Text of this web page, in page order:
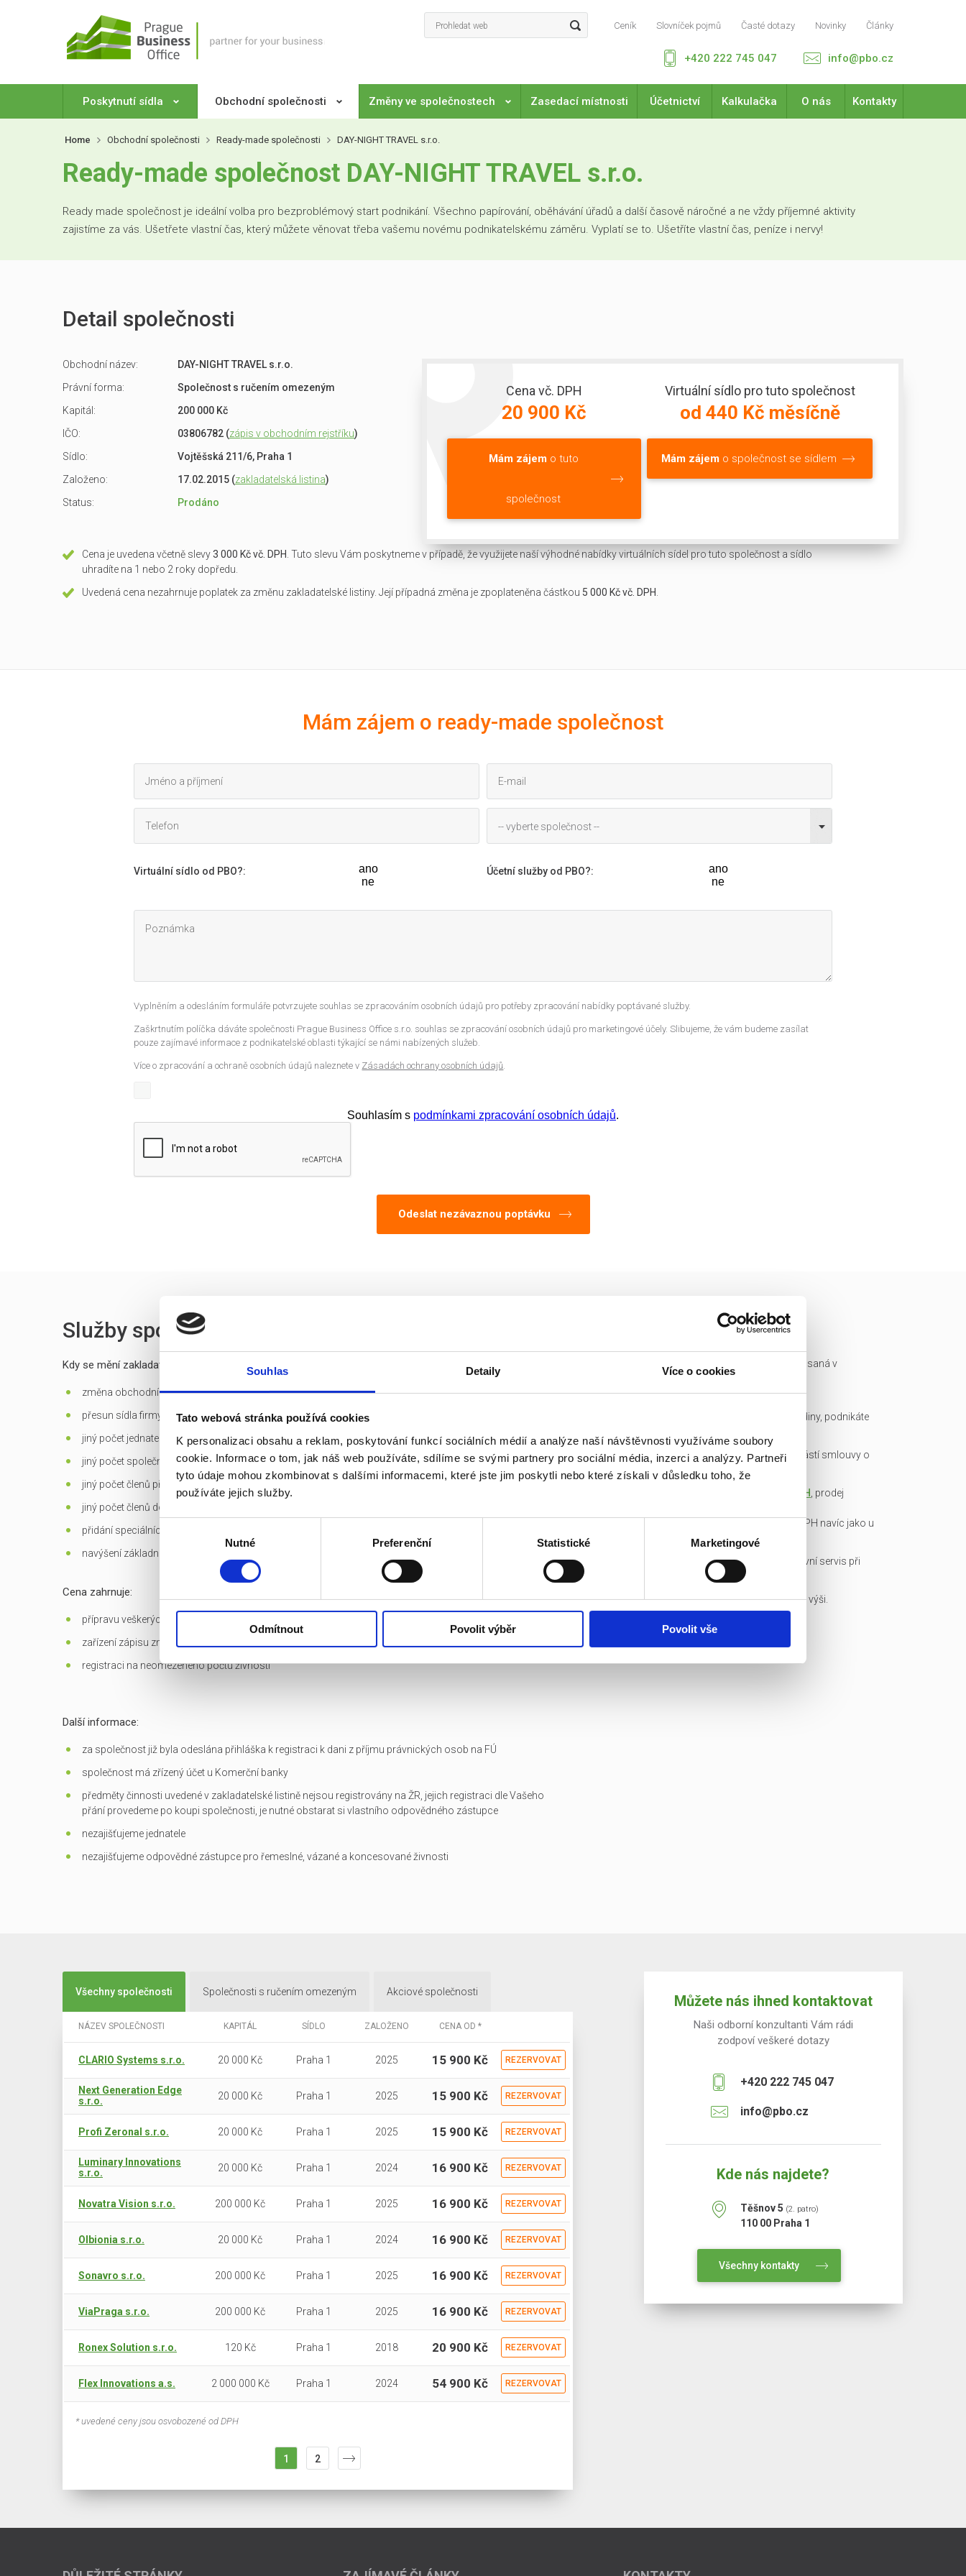
Souhlas Detaily Více o cookies
Tato webová stránka používá cookies
K personalizaci obsahu a reklam, poskytování funkcí sociálních médií a analýze naší návštěvnosti využíváme soubory
cookie. Informace o tom, jak náš web používáte, sdílíme se svými partnery pro sociální média, inzerci a analýzy. Partneři
tyto údaje mohou zkombinovat s dalšími informacemi, které jste jim poskytli nebo které získali v důsledku toho, že
používáte jejich služby.
Výběr
Nutné Preferenční Statistické Marketingové
Odmítnout Povolit výběr Povolit vše
Ceník Slovníček pojmů Časté dotazy Novinky Články
info@pbo.cz
+420 222 745 047
Poskytnutí sídla Obchodní společnosti Změny ve společnostech Zasedací místnosti Účetnictví Kalkulačka O nás Kontakty
Home Obchodní společnosti Ready-made společnosti DAY-NIGHT TRAVEL s.r.o.
Ready-made společnost DAY-NIGHT TRAVEL s.r.o.
Ready made společnost je ideální volba pro bezproblémový start podnikání. Všechno papírování, oběhávání úřadů a další časově náročné a ne vždy příjemné aktivity
zajistíme za vás. Ušetřete vlastní čas, který můžete věnovat třeba vašemu novému podnikatelskému záměru. Vyplatí se to. Ušetříte vlastní čas, peníze i nervy!
Detail společnosti
Obchodní název:
DAY-NIGHT TRAVEL s.r.o.
Právní forma:
Společnost s ručením omezeným
Kapitál:
200 000 Kč
IČO:
03806782 (zápis v obchodním rejstříku)
Sídlo:
Vojtěšská 211/6, Praha 1
Založeno:
17.02.2015 (zakladatelská listina)
Status:
Prodáno
Cena vč. DPH
20 900 Kč
Mám zájemo tuto
společnost
Virtuální sídlo pro tuto společnost
od 440 Kč měsíčně
Mám zájem o společnost se sídlem
Cena je uvedena včetně slevy3 000 Kč vč. DPH . Tuto slevu Vám poskytneme v případě, že využijete naší výhodné nabídky virtuálních sídel pro tuto společnost a sídlo
uhradíte na 1 nebo 2 roky dopředu.
Uvedená cena nezahrnuje poplatek za změnu zakladatelské listiny. Její případná změna je zpoplateněna částkou 5 000 Kč vč. DPH
Mám zájem o ready-made společnost
-- vyberte společnost --
Virtuální sídlo od PBO?:
ano
ne
Účetní služby od PBO?:
ano
ne
Vyplněním a odesláním formuláře potvrzujete souhlas se zpracováním osobních údajů pro potřeby zpracování nabídky poptávané služby.
Zaškrtnutím políčka dáváte společnosti Prague Business Office s.r.o. souhlas se zpracování osobních údajů pro marketingové účely. Slibujeme, že vám budeme zasílat
pouze zajímavé informace z podnikatelské oblasti týkající se námi nabízených služeb.
Více o zpracování a ochraně osobních údajů naleznete v Zásadách ochrany osobních údajů.
Souhlasím s podmínkami zpracování osobních údajů.
Služby spojené s prodejem
Kdy se mění zakladatelská listina?
změna obchodní firmy (jména) společnosti
přesun sídla firmy mimo Prahu
jiný počet jednatelů než 1 - u s.r.o.
jiný počet společníků než 1 - jen u s.r.o. založených do roku 2013 včetně
jiný počet členů představenstva než 1 v případě jediného akcionáře, než 3 v případě více akcionářů - u a.s.
jiný počet členů dozorčí rady než 3 - u a.s.
přidání speciálních
navýšení základního kapitálu
Cena zahrnuje:
přípravu veškerých dokumentů potřebných k převodu
zařízení zápisu změn do OR
registraci na neomezeného počtu živností
Další informace:
za společnost již byla odeslána přihláška k registraci k dani z příjmu právnických osob na FÚ
společnost má zřízený účet u Komerční banky
předměty činnosti uvedené v zakladatelské listině nejsou registrovány na ŽR, jejich registraci dle Vašeho
přání provedeme po koupi společnosti, je nutné obstarat si vlastního odpovědného zástupce
nezajišťujeme jednatele
nezajišťujeme odpovědné zástupce pro řemeslné, vázané a koncesované živnosti
Ready made společnost je zapsaná v
obchodním rejstříku a má IČ.
společnosti připravíme do hodiny, podnikáte
Garance bezdlužnosti je součástí smlouvy o
převodu obchodního podílu.
DPH , prodej
osvobozen, není nutné platit DPH navíc jako u
konkurence!
Veškerou administrativu a právní servis při
koupi/přepisu zařídíme my!
Základní kapitál splacen v plné výši.
Všechny společnosti Společnosti s ručením omezeným Akciové společnosti
NÁZEV SPOLEČNOSTI KAPITÁL SÍDLO ZALOŽENO CENA OD *
CLARIO Systems s.r.o. 20 000 Kč Praha 1 2025 15 900 Kč REZERVOVAT
Next Generation Edge
s.r.o.
20 000 Kč Praha 1 2025 15 900 Kč REZERVOVAT
Profi Zeronal s.r.o. 20 000 Kč Praha 1 2025 15 900 Kč REZERVOVAT
Luminary Innovations
s.r.o.
20 000 Kč Praha 1 2024 16 900 Kč REZERVOVAT
Novatra Vision s.r.o. 200 000 Kč Praha 1 2025 16 900 Kč REZERVOVAT
Olbionia s.r.o. 20 000 Kč Praha 1 2024 16 900 Kč REZERVOVAT
Sonavro s.r.o. 200 000 Kč Praha 1 2025 16 900 Kč REZERVOVAT
ViaPraga s.r.o. 200 000 Kč Praha 1 2025 16 900 Kč REZERVOVAT
Ronex Solution s.r.o. 120 Kč Praha 1 2018 20 900 Kč REZERVOVAT
Flex Innovations a.s. 2 000 000 Kč Praha 1 2024 54 900 Kč REZERVOVAT
* uvedené ceny jsou osvobozené od DPH
1 2
Můžete nás ihned kontaktovat
Naši odborní konzultanti Vám rádi
zodpoví veškeré dotazy
+420 222 745 047
info@pbo.cz
Kde nás najdete?
Těšnov 5 (2. patro)
110 00 Praha 1
Všechny kontakty